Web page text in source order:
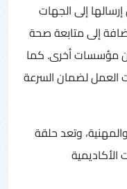
إلى الجهات
إلى متابعة صحة
من مؤسسات أخرى. كما
العمل لضمان السرعة
وتعد حلقة